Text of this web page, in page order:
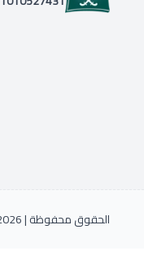
الحقوق محفوظة | 2026